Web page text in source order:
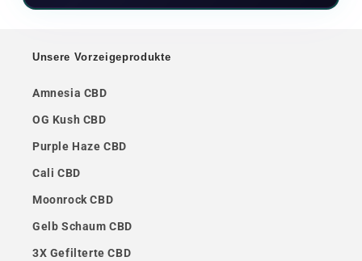
Unsere Vorzeigeprodukte
Amnesia CBD
OG Kush CBD
Purple Haze CBD
Cali CBD
Moonrock CBD
Gelb Schaum CBD
3X Gefilterte CBD